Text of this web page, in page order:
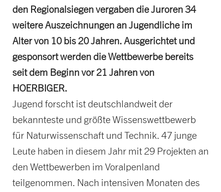
den Regionalsiegen vergaben die Juroren 34
weitere Auszeichnungen an Jugendliche im
Alter von 10 bis 20 Jahren. Ausgerichtet und
gesponsort werden die Wettbewerbe bereits
seit dem Beginn vor 21 Jahren von
HOERBIGER.
Jugend forscht ist deutschlandweit der
bekannteste und größte Wissenswettbewerb
für Naturwissenschaft und Technik. 47 junge
Leute haben in diesem Jahr mit 29 Projekten an
den Wettbewerben im Voralpenland
teilgenommen. Nach intensiven Monaten des